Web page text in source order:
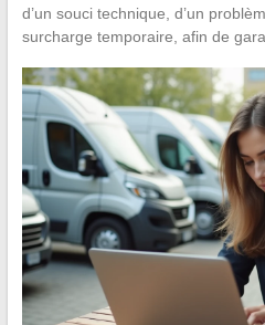
d’un souci technique, d’un
surcharge temporaire, afin de